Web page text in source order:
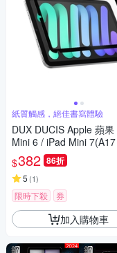
紙質觸感，絕佳書寫體驗
DUX DUCIS Apple 蘋果
Mini 6 / iPad Mini
畫紙膜
$382 86折
5 (1)
限時下殺 券
加入購物車